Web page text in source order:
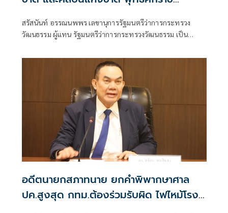
สรัสนันท์ อรรณนพพร เลขานุการรัฐมนตรีว่าการกระทรวง
วัฒนธรรม ผู้แทน รัฐมนตรีว่าการกระทรวงวัฒนธรรม เป็น
สิริศิลปิน ศิลปินแห่งชาติ และประวัติ ผลงานของศิลปินแห่ง
ชาติ พุทธศักราช ๒๕๖๗ เนื่องในวันศิลปินแห่งชาติ
อดีตนายกสภาทนาย ยกคำพิพากษาศาล
ปค.สูงสุด กทม.ต้องร่วมรับผิด ไฟไหม้โรง